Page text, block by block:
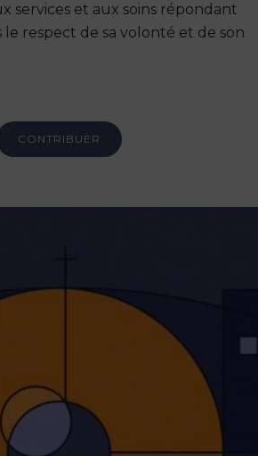
services et aux soins répondant
le respect de sa volonté et de son
CONTRIBUER